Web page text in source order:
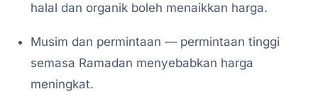
halal dan organik boleh menaikkan harga.
Musim dan permintaan — permintaan tinggi
semasa Ramadan menyebabkan harga
meningkat.